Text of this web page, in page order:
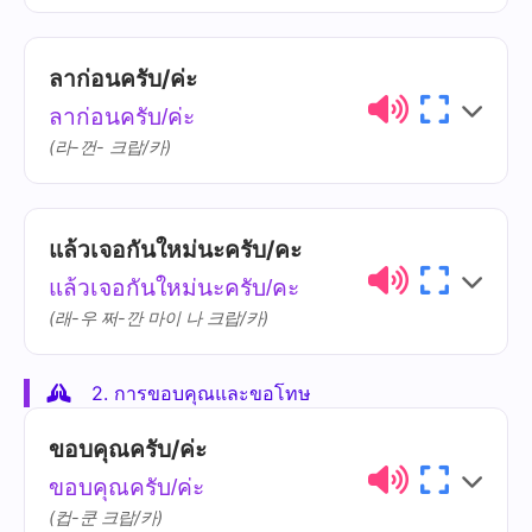
ไทย การออกเสียง
แล้ว láew
ลาก่อนครับ/ค่ะ
ลาก่อนครับ/ค่ะ
(라-껀- 크랍/카)
ไทย การออกเสียง
ลา laa
💡เคล็ดลับวัฒนธรรม!
คำว่า 'ลาก่อน' ให้ความรู้สึกเหมือนการ
แล้วเจอกันใหม่นะครับ/คะ
แล้วเจอกันใหม่นะครับ/คะ
(래-우 쩌-깐 마이 나 크랍/카)
เจอกัน joe-gan
2. การขอบคุณและขอโทษ
ขอบคุณครับ/ค่ะ
ขอบคุณครับ/ค่ะ
(컵-쿤 크랍/카)